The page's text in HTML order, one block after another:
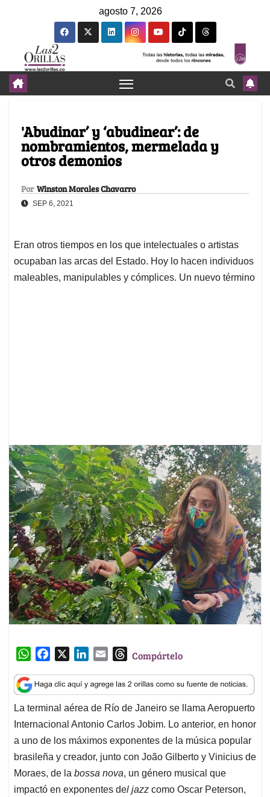
agosto 7, 2026
'Abudinar’ y ‘abudinear’: de
nombramientos, mermelada y
otros demonios
Por Winston Morales Chavarro
SEP 6, 2021
Eran otros tiempos en los que intelectuales o artistas
ocupaban las arcas del Estado. Hoy lo hacen individuos
maleables, manipulables y cómplices. Un nuevo término
W
a
t
s
A
p
p
c
e
b
o
o
k
n
k
e
d
I
n
a
i
l
T
r
e
a
d
s
Compártelo
La terminal aérea de Río de Janeiro se llama Aeropuerto
Internacional Antonio Carlos Jobim. Lo anterior, en honor
a uno de los máximos exponentes de la música popular
brasileña y creador, junto con João Gilberto y Vinicius de
Moraes, de la bossa nova, un género musical que
impactó en exponentes del jazz como Oscar Peterson,